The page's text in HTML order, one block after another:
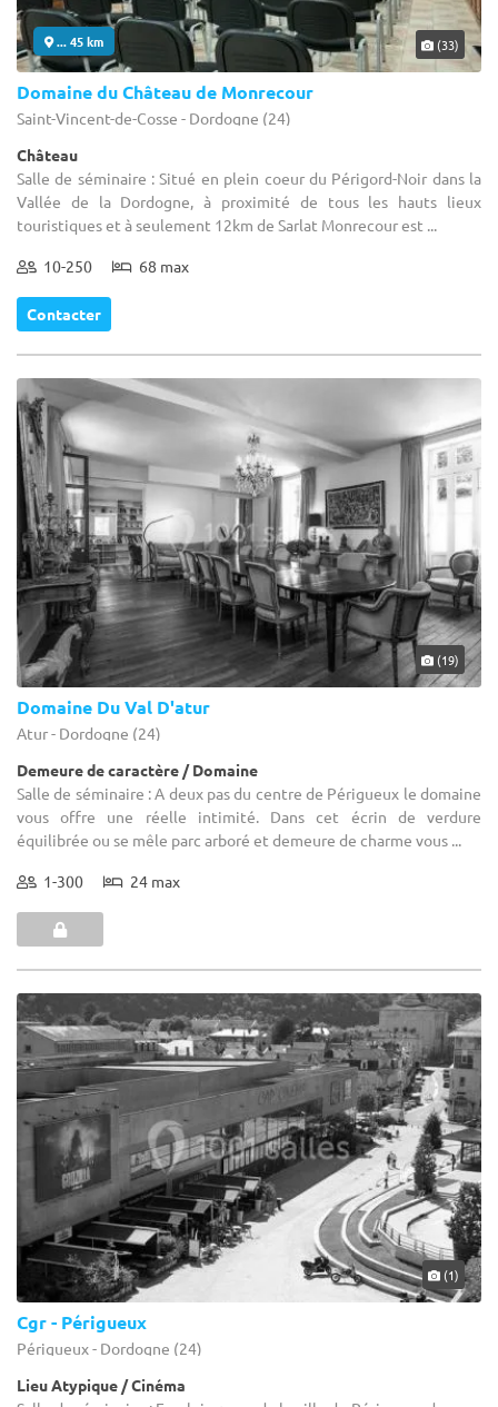
... 45 km (33)
Domaine du Château de Monrecour
Saint-Vincent-de-Cosse - Dordogne (24)
Château
Salle de séminaire : Situé en plein coeur du Périgord-Noir dans la
Vallée de la Dordogne, à proximité de tous les hauts lieux
touristiques et à seulement 12km de Sarlat Monrecour est ...
10-250 68 max
Contacter
(19)
Domaine Du Val D'atur
Atur - Dordogne (24)
Demeure de caractère / Domaine
Salle de séminaire : A deux pas du centre de Périgueux le domaine
vous offre une réelle intimité. Dans cet écrin de verdure
équilibrée ou se mêle parc arboré et demeure de charme vous ...
1-300 24 max
(1)
Cgr - Périgueux
Périgueux - Dordogne (24)
Lieu Atypique / Cinéma